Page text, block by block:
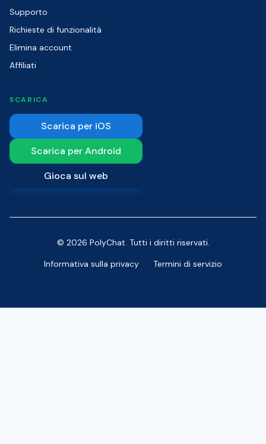
Supporto
Richieste di funzionalità
Elimina account
Affiliati
SCARICA
Scarica per iOS
Scarica per Android
Gioca sul web
© 2026 PolyChat. Tutti i diritti riservati.
Informativa sulla privacy
Termini di servizio